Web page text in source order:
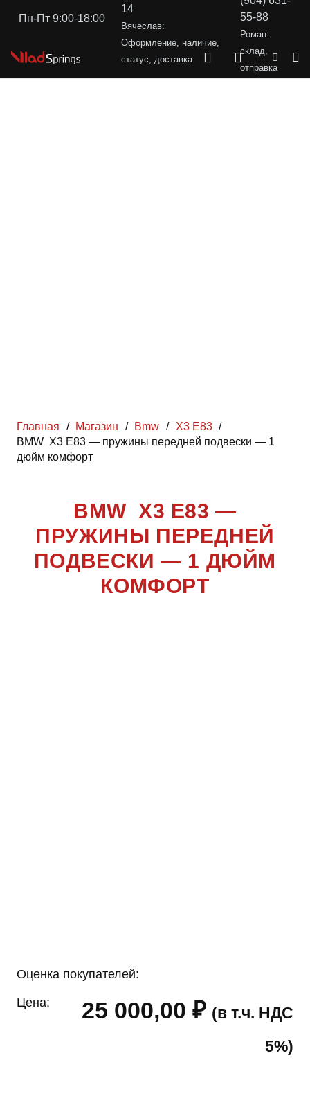
Пн-Пт 9:00-18:00
14
Вячеслав:
Оформление, наличие,
статус, доставка
55-88
Роман:
склад,
отправка
Главная / Магазин / Bmw / X3 E83 /
BMW X3 E83 — пружины передней подвески — 1
дюйм комфорт
BMW X3 E83 —
ПРУЖИНЫ ПЕРЕДНЕЙ
ПОДВЕСКИ — 1 ДЮЙМ
КОМФОРТ
Оценка покупателей:
Цена: 25 000,00 ₽ (в т.ч. НДС
5%)